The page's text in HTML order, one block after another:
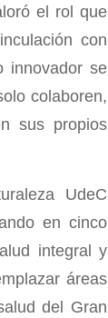
el rol que
con
innovador se
colaboren,
sus propios
UdeC
en cinco
integral y
áreas
del Gran